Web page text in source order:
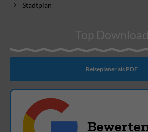
Stadtplan
Top Download
Reiseplaner als PDF